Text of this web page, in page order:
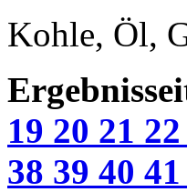
Kohle, Öl,
19 20 21 22
38 39 40 41